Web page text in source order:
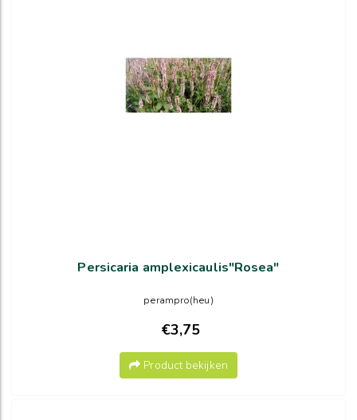
Persicaria amplexicaulis"Rosea"
perampro(heu)
€3,75
Product bekijken